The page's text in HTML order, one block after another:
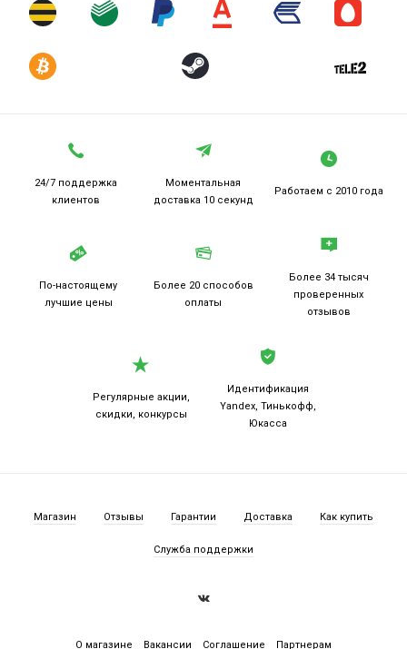
24/7 поддержка
клиентов
Моментальная
доставка 10 секунд
Работаем с 2010 года
По-настоящему
лучшие цены
Более 20 способов
оплаты
Более 34 тысяч
проверенных
отзывов
Регулярные акции,
скидки, конкурсы
Идентификация
Yandex, Тинькофф,
Юкасса
Магазин Отзывы Гарантии Доставка Как купить
Служба поддержки
О магазине Вакансии Соглашение Партнерам